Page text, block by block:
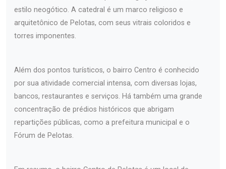
estilo neogótico. A catedral é um marco religioso e
arquitetônico de Pelotas, com seus vitrais coloridos e
torres imponentes.
Além dos pontos turísticos, o bairro Centro é conhecido
por sua atividade comercial intensa, com diversas lojas,
bancos, restaurantes e serviços. Há também uma grande
concentração de prédios históricos que abrigam
repartições públicas, como a prefeitura municipal e o
Fórum de Pelotas.